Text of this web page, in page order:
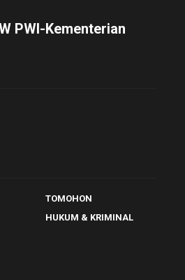
PWI-Kementerian
TOMOHON
HUKUM & KRIMINAL